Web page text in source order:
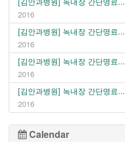
2016
[김안과병원] 녹내장 간단명료...
2016
[김안과병원] 녹내장 간단명료...
2016
[김안과병원] 녹내장 간단명료...
2016
Calendar